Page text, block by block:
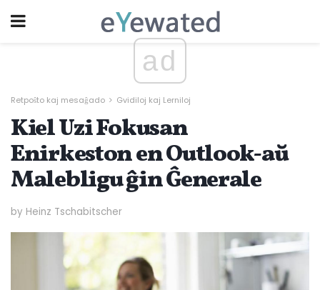
ad
Retpoŝto kaj mesaĝado Gvidiloj kaj Lerniloj
Kiel Uzi Fokusan
Enirkeston en Outlook-aŭ
Malebligu ĝin Ĝenerale
by Heinz Tschabitscher